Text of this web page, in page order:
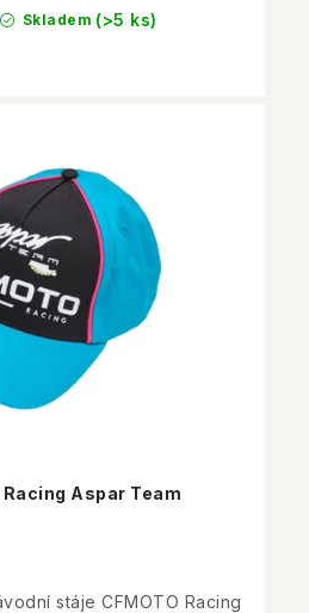
Skladem (>5 ks)
Aspar Team
stáje CFMOTO Racing